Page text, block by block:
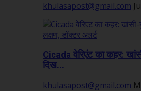
khulasapost@gmail.com
Cicada वेरिएंट का कहर:
दिख...
khulasapost@gmail.com